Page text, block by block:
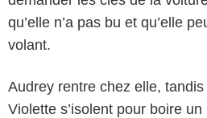
qu’elle n’a pas bu et qu’elle
volant.
Audrey rentre chez elle,
Violette s’isolent pour boire